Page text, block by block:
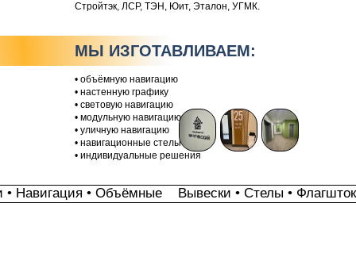
• объёмную навигацию
• настенную графику
• световую навигацию
• модульную навигацию
• уличную навигацию
• навигационные стелы
• индивидуальные решения
Стройтэк, ЛСР, ТЭН, Юит, Эталон, УГМК.
МЫ ИЗГОТАВЛИВАЕМ:
Вывески • Стелы •
• Навигация • Объёмные